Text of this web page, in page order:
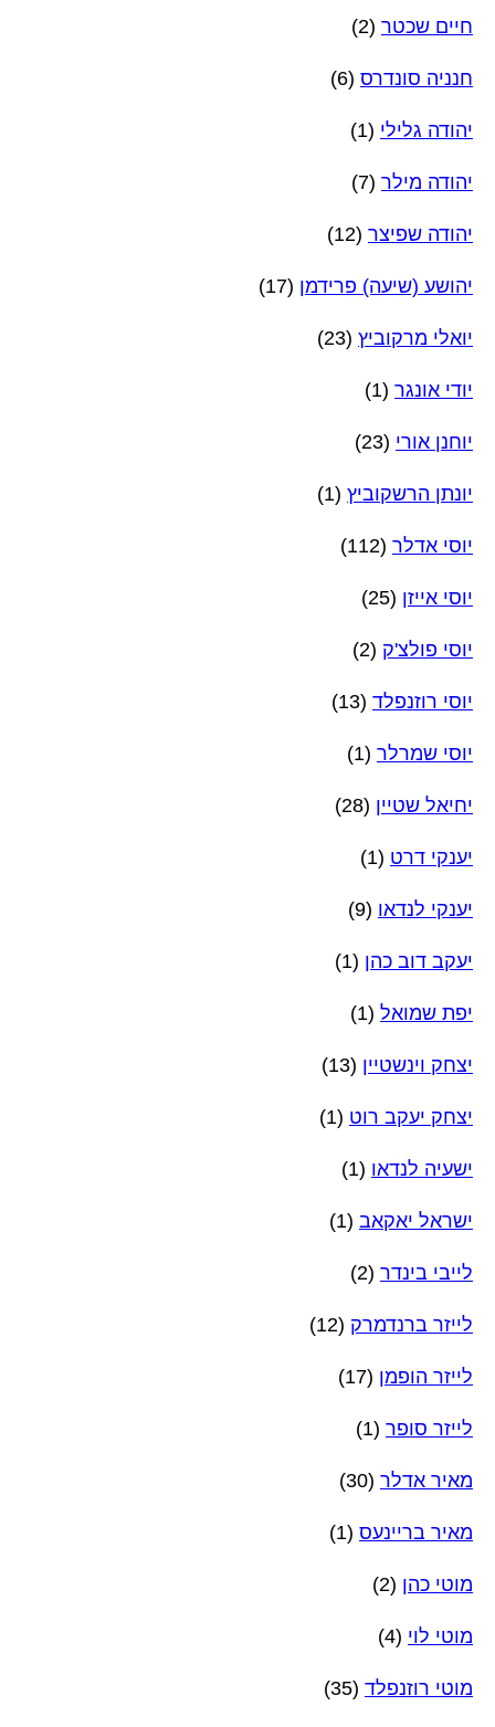
חיים שכטר (2)
חנניה סונדרס (6)
יהודה גלילי (1)
יהודה מילר (7)
יהודה שפיצר (12)
יהושע (שיעה) פרידמן (17)
יואלי מרקוביץ (23)
יודי אונגר (1)
יוחנן אורי (23)
יונתן הרשקוביץ (1)
יוסי אדלר (112)
יוסי אייזן (25)
יוסי פולצ'ק (2)
יוסי רוזנפלד (13)
יוסי שמרלר (1)
יחיאל שטיין (28)
יענקי דרט (1)
יענקי לנדאו (9)
יעקב דוב כהן (1)
יפת שמואל (1)
יצחק וינשטיין (13)
יצחק יעקב רוט (1)
ישעיה לנדאו (1)
ישראל יאקאב (1)
לייבי בינדר (2)
לייזר ברנדמרק (12)
לייזר הופמן (17)
לייזר סופר (1)
מאיר אדלר (30)
מאיר בריינעס (1)
מוטי כהן (2)
מוטי לוי (4)
מוטי רוזנפלד (35)